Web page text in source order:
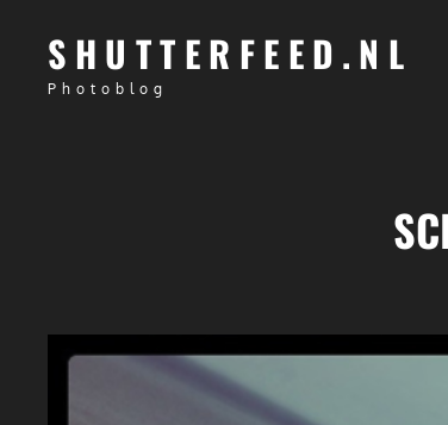
SHUTTERFEED.NL
Photoblog